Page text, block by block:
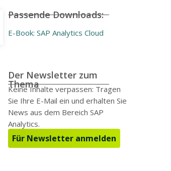
Passende Downloads:
E-Book: SAP Analytics Cloud
Der Newsletter zum
Thema
Keine Inhalte verpassen: Tragen
Sie Ihre E-Mail ein und erhalten Sie
News aus dem Bereich SAP
Analytics.
Für Newsletter anmelden